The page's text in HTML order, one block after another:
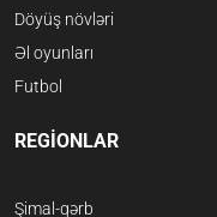
Döyüş növləri
Əl oyunları
Futbol
REGİONLAR
Şimal-qərb